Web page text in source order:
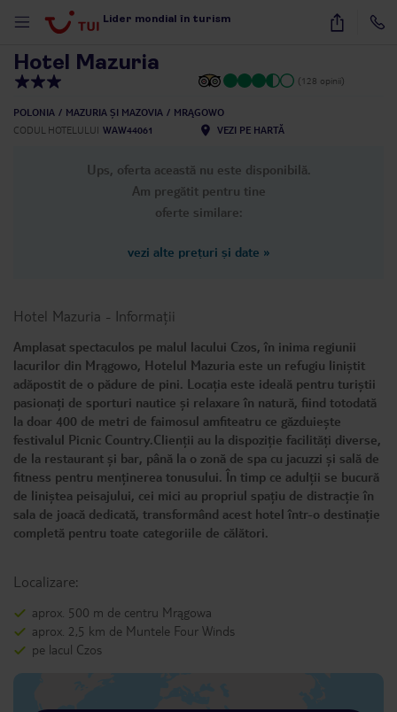
Lider mondial în turism 24
Hotel Mazuria
(128 opinii)
POLONIA MAZURIA ȘI MAZOVIA
MRĄGOWO
CODUL HOTELULUI WAW44061 VEZI PE HARTĂ
Ups, oferta această nu este disponibilă.
Am pregătit pentru tine
oferte similare:
vezi alte prețuri și date »
Hotel Mazuria - Informații
Amplasat spectaculos pe malul lacului Czos, în inima regiunii
lacurilor din Mrągowo, Hotelul Mazuria este un refugiu liniștit
adăpostit de o pădure de pini. Locația este ideală pentru turiștii
pasionați de sporturi nautice și relaxare în natură, fiind totodată
la doar 400 de metri de faimosul amfiteatru ce găzduiește
festivalul Picnic Country.Clienții au la dispoziție facilități diverse,
de la restaurant și bar, până la o zonă de spa cu jacuzzi și sală de
fitness pentru menținerea tonusului. În timp ce adulții se bucură
de liniștea peisajului, cei mici au propriul spațiu de distracție în
sala de joacă dedicată, transformând acest hotel într-o destinație
completă pentru toate categoriile de călători.
Localizare:
aprox. 500 m de centru Mrągowa
aprox. 2,5 km de Muntele Four Winds
pe lacul Czos